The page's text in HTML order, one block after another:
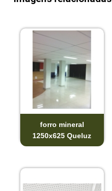
forro mineral
1250x625 Queluz